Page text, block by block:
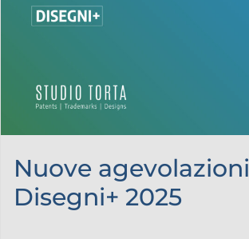
Nuove agevolazioni
Disegni+ 2025